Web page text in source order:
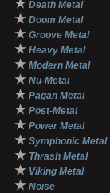
★ Death Metal
★ Doom Metal
★ Groove Metal
★ Heavy Metal
★ Modern Metal
★ Nu-Metal
★ Pagan Metal
★ Post-Metal
★ Power Metal
★ Symphonic Metal
★ Thrash Metal
★ Viking Metal
★ Noise